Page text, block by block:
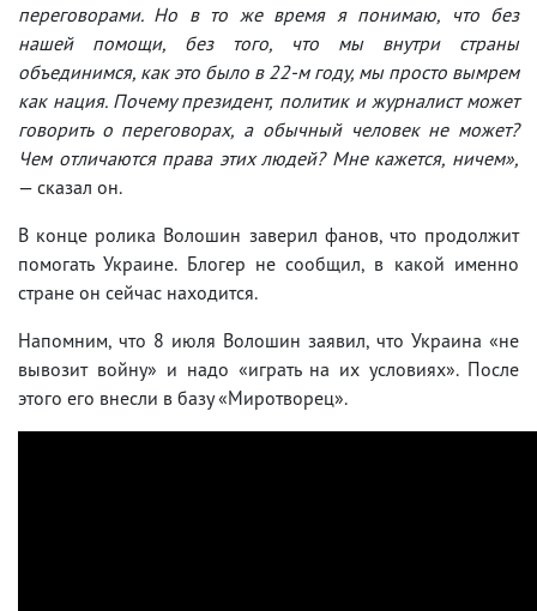
переговорами. Но в то же время я понимаю, что без
нашей помощи, без того, что мы внутри страны
объединимся, как это было в 22-м году, мы просто вымрем
как нация. Почему президент, политик и журналист может
говорить о переговорах, а обычный человек не может?
Чем отличаются права этих людей? Мне кажется, ничем»,
— сказал он.
В конце ролика Волошин заверил фанов, что продолжит
помогать Украине. Блогер не сообщил, в какой именно
стране он сейчас находится.
Напомним, что 8 июля Волошин заявил, что Украина «не
вывозит войну» и надо «играть на их условиях». После
этого его внесли в базу «Миротворец».